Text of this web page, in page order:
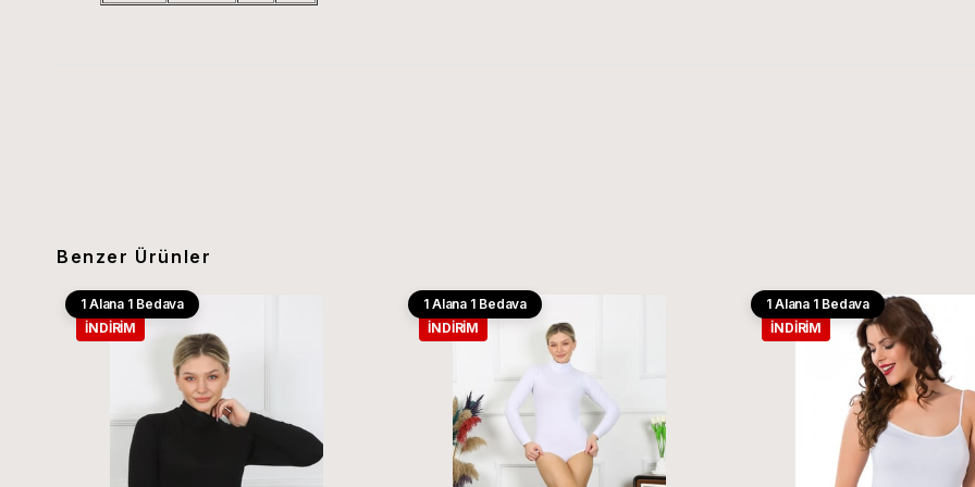
Benzer Ürünler
1 Alana 1 Bedava
İNDIRIM
1 Alana 1 Bedava
İNDIRIM
1 Alana 1 Bedava
İNDIRIM